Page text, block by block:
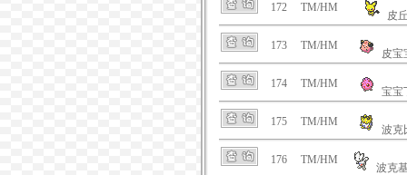
172 TM/HM
皮
173 TM/HM
皮宝
174 TM/HM
宝宝
175 TM/HM
波克
176 TM/HM
波克